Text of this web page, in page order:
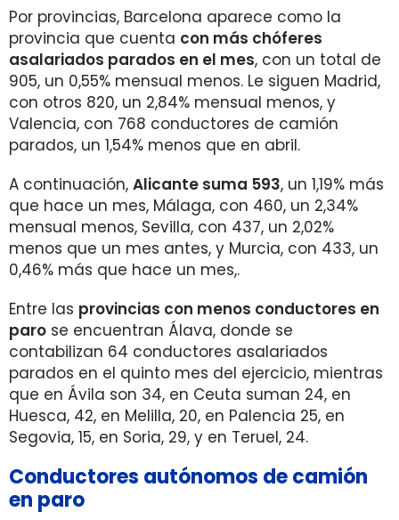
Por provincias, Barcelona aparece como la
provincia que cuenta con más chóferes
asalariados parados en el mes, con un total de
905, un 0,55% mensual menos. Le siguen Madrid,
con otros 820, un 2,84% mensual menos, y
Valencia, con 768 conductores de camión
parados, un 1,54% menos que en abril.
A continuación, Alicante suma 593, un 1,19% más
que hace un mes, Málaga, con 460, un 2,34%
mensual menos, Sevilla, con 437, un 2,02%
menos que un mes antes, y Murcia, con 433, un
0,46% más que hace un mes,.
Entre las provincias con menos conductores en
paro se encuentran Álava, donde se
contabilizan 64 conductores asalariados
parados en el quinto mes del ejercicio, mientras
que en Ávila son 34, en Ceuta suman 24, en
Huesca, 42, en Melilla, 20, en Palencia 25, en
Segovia, 15, en Soria, 29, y en Teruel, 24.
Conductores autónomos de camión
en paro